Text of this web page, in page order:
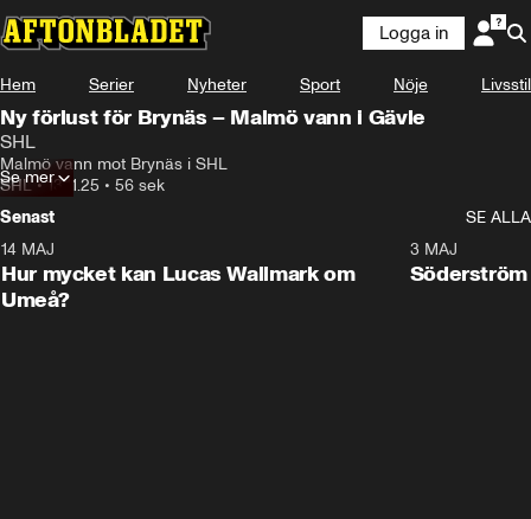
Logga in
Hem Serier Nyheter Sport Nöje Livsstil
Ny förlust för Brynäs – Malmö vann i Gävle
SHL
Malmö vann mot Brynäs i SHL
SHL•13.11.25 • 56 sek
Se mer
Senast
SE ALLA
Plus
14 MAJ
Hur mycket kan Lucas Wallmark om
Umeå?
3 MAJ